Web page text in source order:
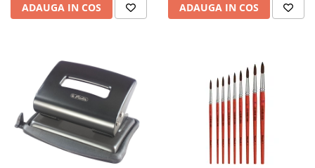
ADAUGA IN COS ADAUGA IN COS